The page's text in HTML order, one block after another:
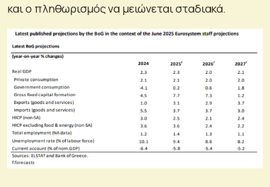
και ο πληθωρισμός να μειώνεται σταδιακά.